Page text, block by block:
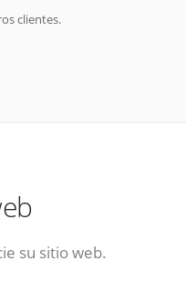
clientes.
su sitio web.